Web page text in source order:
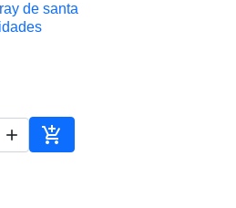
rápida
de santa
 
Adicionar ao carrinho